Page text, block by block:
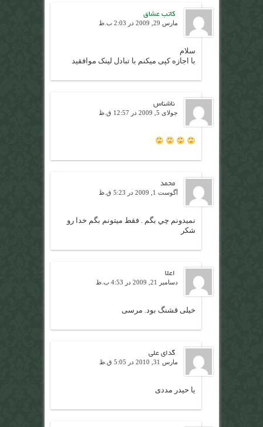
کاتب عشاق
مارس 29, 2009 در 2:03 ب.ظ
سلام
با اجازه کپی میکنم با تبادل لینک موافقید
ناشناس
جولای 5, 2009 در 12:57 ق.ظ
محمد
آگوست 1, 2009 در 5:23 ق.ظ
نميدونم چي بگم . فقط ميتونم بگم خدا رو
شكر
اعلا
دسامبر 21, 2009 در 4:53 ب.ظ
خیلی قشنگ بود. مرسی
گدای علی
مارس 31, 2010 در 5:05 ق.ظ
یا حیدر مددی